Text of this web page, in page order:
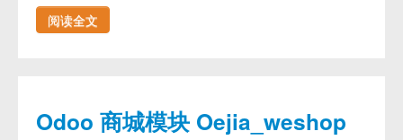
阅读全文
Odoo 商城模块 Oejia_weshop